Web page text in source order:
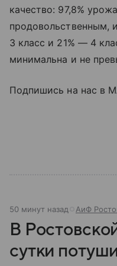
качество: 97,8%
продовольственным,
3 класс и 21% — 4
минимальна и не
Подпишись на нас в
50 минут назад АиФ
В
сутки